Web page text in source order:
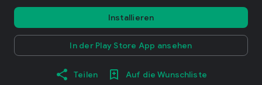
Installieren
In der Play Store App ansehen
Teilen Auf die Wunschliste